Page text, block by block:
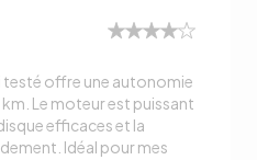
testé offre une autonomie
Le moteur est puissant
efficaces et la
Idéal pour mes